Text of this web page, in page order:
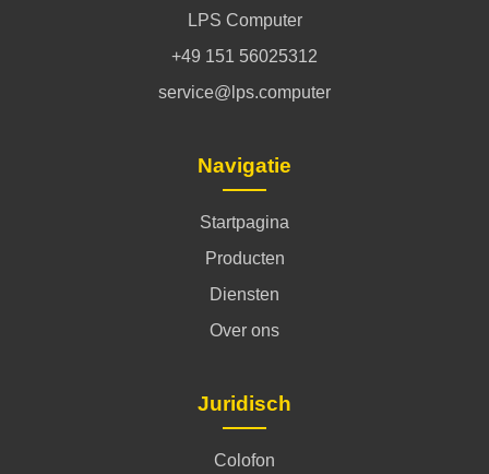
LPS Computer
+49 151 56025312
service@lps.computer
Navigatie
Startpagina
Producten
Diensten
Over ons
Juridisch
Colofon